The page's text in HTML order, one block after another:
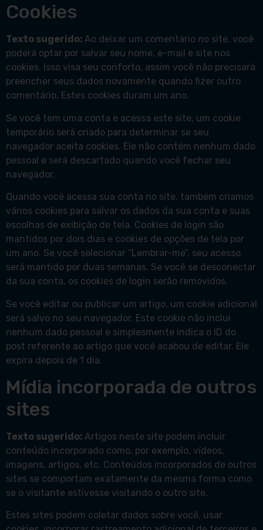
Cookies
Texto sugerido: Ao deixar um comentário no site, você
poderá optar por salvar seu nome, e-mail e site nos
cookies. Isso visa seu conforto, assim você não precisará
preencher seus dados novamente quando fizer outro
comentário. Estes cookies duram um ano.
Se você tem uma conta e acessa este site, um cookie
temporário será criado para determinar se seu
navegador aceita cookies. Ele não contém nenhum dado
pessoal e será descartado quando você fechar seu
navegador.
Quando você acessa sua conta no site, também criamos
vários cookies para salvar os dados da sua conta e suas
escolhas de exibição de tela. Cookies de login são
mantidos por dois dias e cookies de opções de tela por
um ano. Se você selecionar “Lembrar-me”, seu acesso
será mantido por duas semanas. Se você se desconectar
da sua conta, os cookies de login serão removidos.
Se você editar ou publicar um artigo, um cookie adicional
será salvo no seu navegador. Este cookie não inclui
nenhum dado pessoal e simplesmente indica o ID do
post referente ao artigo que você acabou de editar. Ele
expira depois de 1 dia.
Mídia incorporada de outros
sites
Texto sugerido: Artigos neste site podem incluir
conteúdo incorporado como, por exemplo, vídeos,
imagens, artigos, etc. Conteúdos incorporados de outros
sites se comportam exatamente da mesma forma como
se o visitante estivesse visitando o outro site.
Estes sites podem coletar dados sobre você, usar